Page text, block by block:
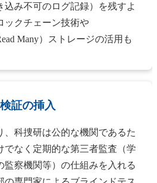
込み不可のログ記録）を残すよ
ックチェーン技術や
Many）ストレージの活用も
証の挿入
、科捜研は公的な機関であるた
でなく定期的な第三者監査（学
監察機関等）の仕組みを入れる